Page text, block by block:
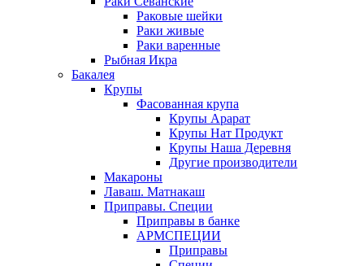
Раковые шейки
Раки живые
Раки варенные
Рыбная Икра
Бакалея
Крупы
Фасованная крупа
Крупы Арарат
Крупы Нат Продукт
Крупы Наша Деревня
Другие производители
Макароны
Лаваш. Матнакаш
Приправы. Специи
Приправы в банке
АРМСПЕЦИИ
Приправы